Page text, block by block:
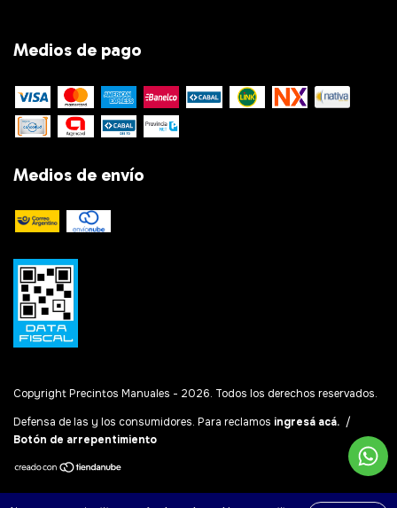
Medios de pago
Medios de envío
Copyright Precintos Manuales - 2026. Todos los derechos reservados.
Defensa de las y los consumidores. Para reclamos ingresá acá. /
Botón de arrepentimiento